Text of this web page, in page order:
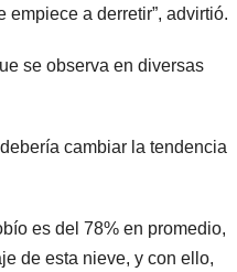
a derretir”, advirtió.
se observa en diversas
cambiar la tendencia
es del 78% en promedio,
de esta nieve, y con ello,